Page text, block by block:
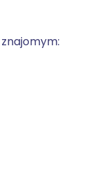
na facebooku
wpis na linkedIn